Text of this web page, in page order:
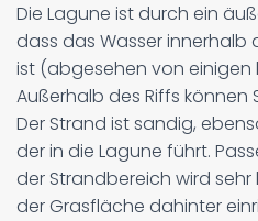
Die Lagune ist durch ein
dass das Wasser innerhalb
ist (abgesehen von einigen
Außerhalb des Riffs können
Der Strand ist sandig,
der in die Lagune führt.
der Strandbereich wird sehr
der Grasfläche dahinter